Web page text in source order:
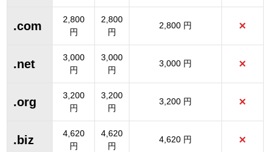
.com
2,800
円
2,800
円
2,800 円 ×
.net
3,000
円
3,000
円
3,000 円 ×
.org
3,200
円
3,200
円
3,200 円 ×
.biz
4,620
円
4,620
円
4,620 円 ×